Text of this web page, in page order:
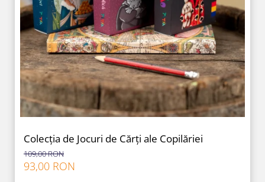
Colecția de Jocuri de Cărți ale Copilăriei
109,00 RON
93,00 RON